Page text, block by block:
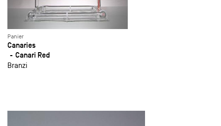
Panier
Canaries
Canari Red
Branzi